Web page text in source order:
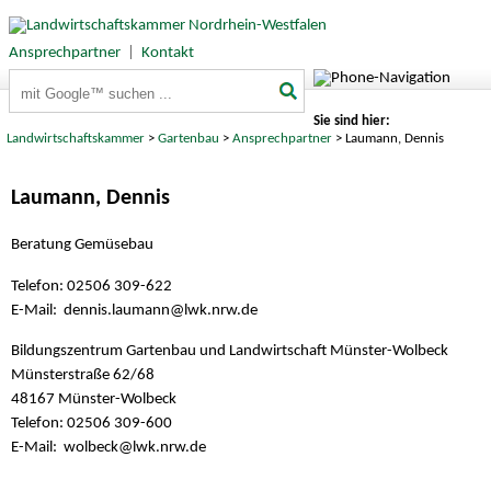
Ansprechpartner|
Kontakt
Sie sind hier:
Landwirtschaftskammer >Gartenbau >Ansprechpartner > Laumann, Dennis
Laumann, Dennis
Beratung Gemüsebau
Telefon: 02506 309-622
E-Mail: dennis.laumann@ lwk.nrw.de
Bildungszentrum Gartenbau und Landwirtschaft Münster-Wolbeck
Münsterstraße 62/68
48167 Münster-Wolbeck
Telefon: 02506 309-600
E-Mail: wolbeck@ lwk.nrw.de